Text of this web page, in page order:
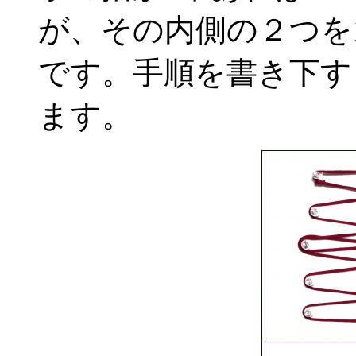
が、その内側の２つ
です。手順を書き下
ます。